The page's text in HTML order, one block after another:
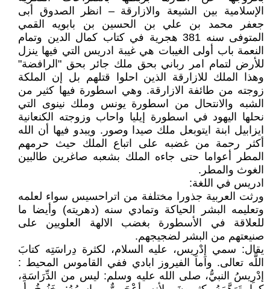
الإسلامية بين الشيعة والازارقة – انظر الصدوق أبى
جعفر محمد بن علي بن الحسين بن بابويه القمي
المتوفى سنه 381 هجرية في كتاب كمال الدين وتمام
النعمة باب أولى الغيبات هي غيبة ادريس التي فيها ينزل
للأرض لتمام امر رباني بحق ملك جائر بحق "الرافضة"
وهذا الملك للازارقة الذين احلوا قتلهم بل إن الملكة
زوجته من طائفة الازارقة. وهي اسطورة فيها كثير من
الشبه والانتحال من اسطورة يونس وملك نينوى التي
نحلها اليهود في اسطورة إيليا واحاب وزوجته الكنعانية
ايزابيل ابنة ايتوبعل ملك صيدا وصور. ويبدو فيها أن الله
أكثر رحمة من غضبه على اتباع الملك حيث حرمهم
المطر أعواما حتى جاءه الملك بشعبه صاغرين طالبين
الغوث والمطر.
ادريس في اللغة:
ورثت العربية جذورا مختلفة من اتراحسيس سواء لعلمه
وتعليمه البشر الحياكة وتمادي سنه (دهريته) وأيضا ما
للعلاقة في الأسطورة بغضب الالهة العلويين على
صنيعتهم من البشر لضجيجهم.
يقال: سمي إِدْرِيس، عليه السلام، لكثرة دِراسَتِه كتابَ
اللَّه تعالى. واما الفيروز ابادي ففي القاموس المحيط :
إدْرِيسُ النبيُّ، صلى الله عليه وسلم: ليس من الدِّرَاسَةِ،